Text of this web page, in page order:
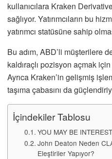
kullanıcılara Kraken
sağlıyor. Yatırımcıların bu
yatırımcı statüsüne sahip
Bu adım, ABD’li müşterilere
kaldıraçlı pozisyon açmak
Ayrıca Kraken’in gelişmiş
taşıma çabasını da
İçindekiler Tablosu
YOU MAY BE
John Deaton Neden
Eleştiriler Yapıyor?